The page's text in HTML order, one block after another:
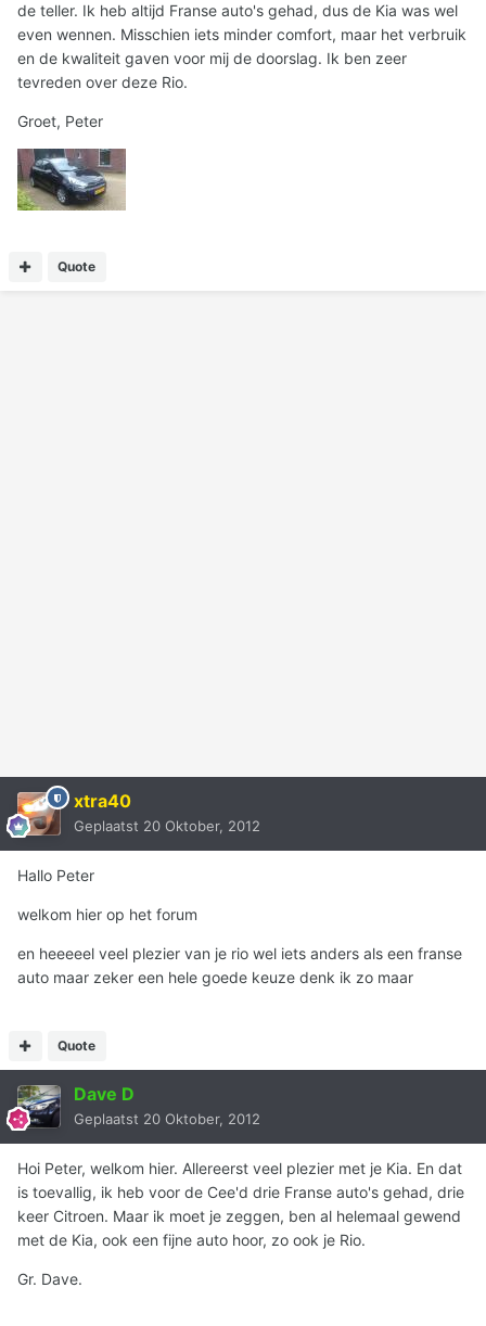
de teller. Ik heb altijd Franse auto's gehad, dus de Kia was wel
even wennen. Misschien iets minder comfort, maar het verbruik
en de kwaliteit gaven voor mij de doorslag. Ik ben zeer
tevreden over deze Rio.
Groet, Peter
Quote
xtra40
Geplaatst 20 Oktober, 2012
Hallo Peter
welkom hier op het forum
en heeeeel veel plezier van je rio wel iets anders als een franse
auto maar zeker een hele goede keuze denk ik zo maar
Quote
Dave D
Geplaatst 20 Oktober, 2012
Hoi Peter, welkom hier. Allereerst veel plezier met je Kia. En dat
is toevallig, ik heb voor de Cee'd drie Franse auto's gehad, drie
keer Citroen. Maar ik moet je zeggen, ben al helemaal gewend
met de Kia, ook een fijne auto hoor, zo ook je Rio.
Gr. Dave.